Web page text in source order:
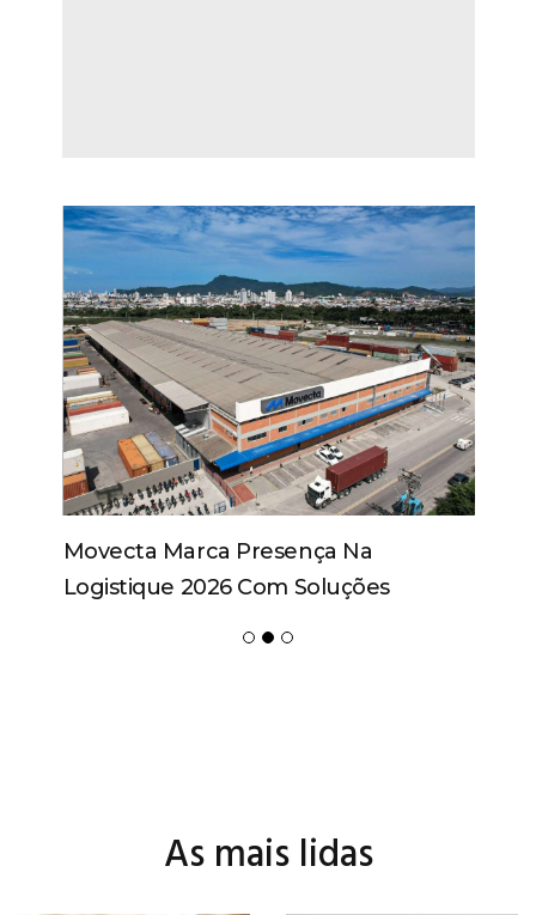
Movecta Marca Presença Na
Logistique 2026 Com Soluções
Integradas E Participação Em Painel
As mais lidas